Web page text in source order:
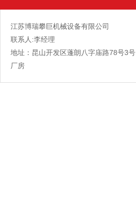
江苏博瑞攀巨机械设备有限公司
联系人:李经理
地址：昆山开发区蓬朗八字庙路78号3号
厂房